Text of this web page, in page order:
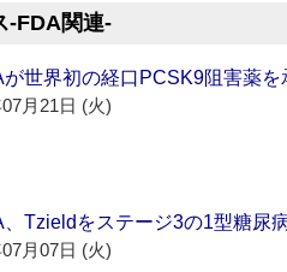
関連‐
世界初の経口PCSK9阻害薬を
月21日 (火)
Tzieldをステージ3の1型糖尿
月07日 (火)